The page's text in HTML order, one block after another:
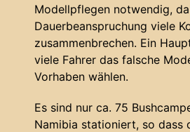
Modellpflegen notwendig,
Dauerbeanspruchung viele
zusammenbrechen. Ein
viele Fahrer das falsche
Vorhaben wählen.
Es sind nur ca. 75
Namibia stationiert, so dass